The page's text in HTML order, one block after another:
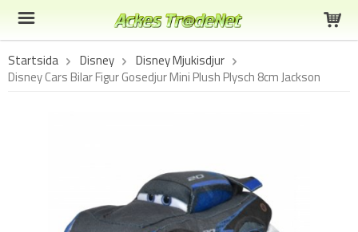
Startsida Disney
Disney Mjukisdjur
Disney Cars Bilar Figur Gosedjur Mini Plush Plysch 8cm Jackson